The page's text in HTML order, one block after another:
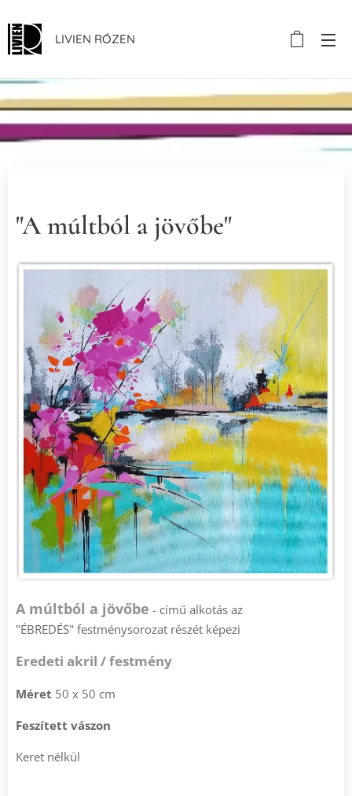
LIVIEN RÓZEN
"A múltból a jövőbe"
A múltból a jövőbe - című alkotás az
"ÉBREDÉS" festménysorozat részét képezi
Eredeti akril / festmény
Méret 50 x 50 cm
Feszített vászon
Keret nélkül